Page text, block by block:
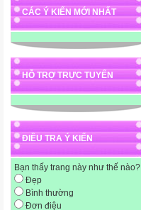
CÁC Ý KIẾN MỚI NHẤT
HỖ TRỢ TRỰC TUYẾN
ĐIỀU TRA Ý KIẾN
Bạn thấy trang này như thế nào?
Đẹp
Bình thường
Đơn điệu